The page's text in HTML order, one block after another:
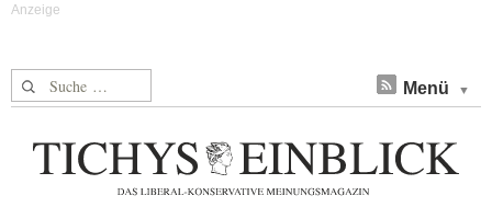
Suche nach: Menü